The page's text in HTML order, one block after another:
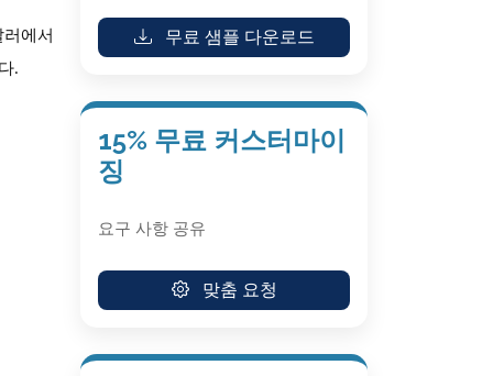
에서
.
무료 샘플 다운로드
15% 무료 커스터마이
징
요구 사항 공유
맞춤 요청